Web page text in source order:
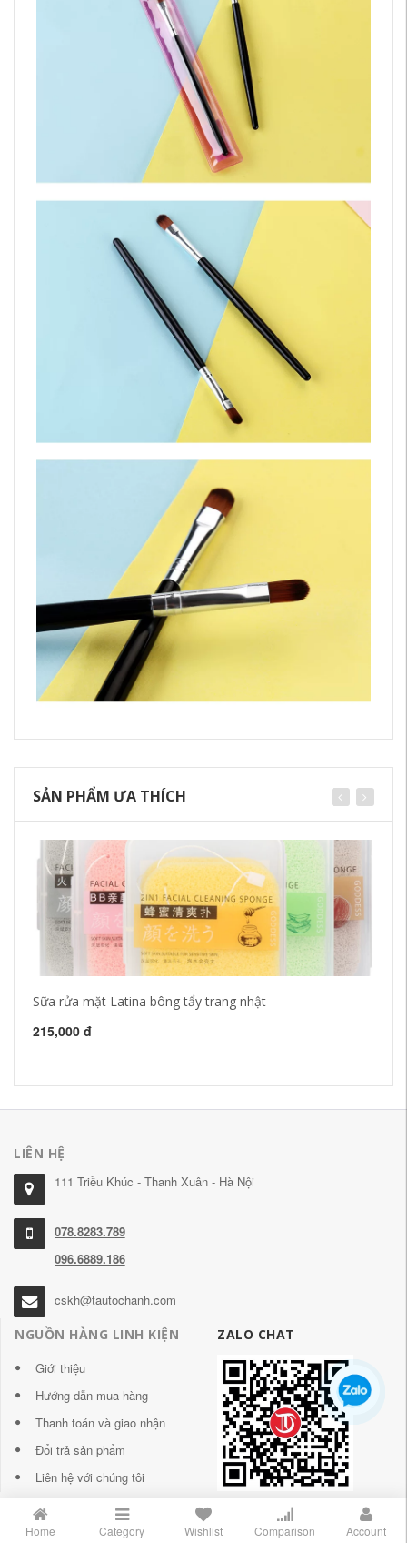
SẢN PHẨM ƯA THÍCH
Sữa rửa mặt Latina bông tẩy trang nhật
215,000 đ
LIÊN HỆ
111 Triều Khúc - Thanh Xuân - Hà Nội
078.8283.789
096.6889.186
cskh@tautochanh.com
NGUỒN HÀNG LINH KIỆN
Giới thiệu
Hướng dẫn mua hàng
Thanh toán và giao nhận
Đổi trả sản phẩm
Liên hệ với chúng tôi
ZALO CHAT
Home Category Wishlist Comparison Account